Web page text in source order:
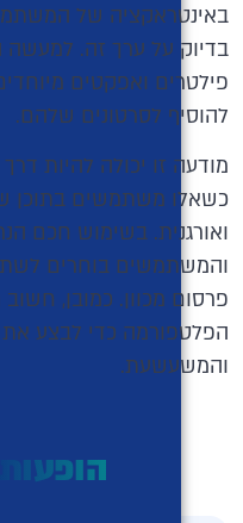
באינטראקציה של
בדיוק על ערך זה.
פילטרים ואפקטים
להוסיף לסרטונים שלהם.
מודעה זו יכולה להיות
כשאלו משתמשים בתוכן
ואורגנית. בשימוש חכם
והמשתמשים בוחרים
פרסום מכוון. כמובן,
הפלטפורמה כדי לבצע את
והמשעשעת.